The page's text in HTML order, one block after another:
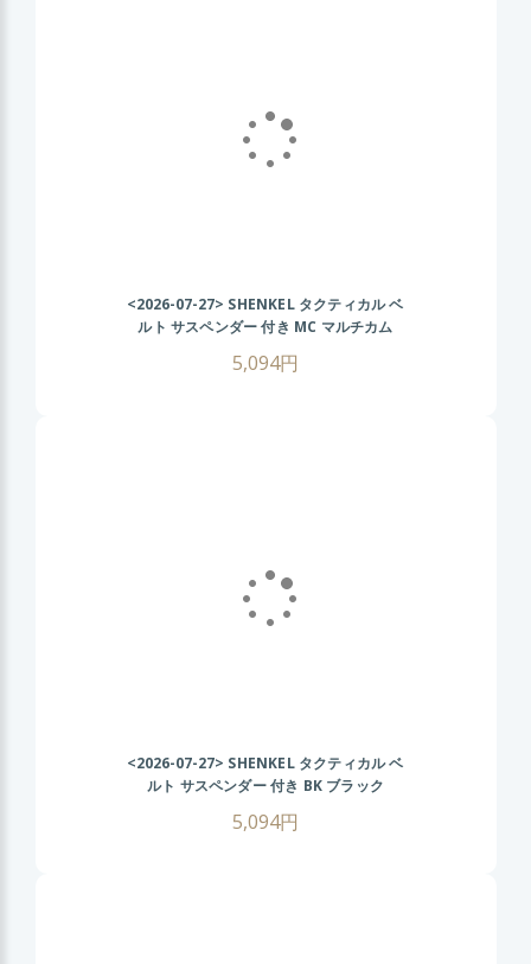
<2026-07-27> SHENKEL タクティカル ベ
ルト サスペンダー 付き MC マルチカム
MOLLE サバイバルゲーム
5,094円
<2026-07-27> SHENKEL タクティカル ベ
ルト サスペンダー 付き BK ブラック
5,094円